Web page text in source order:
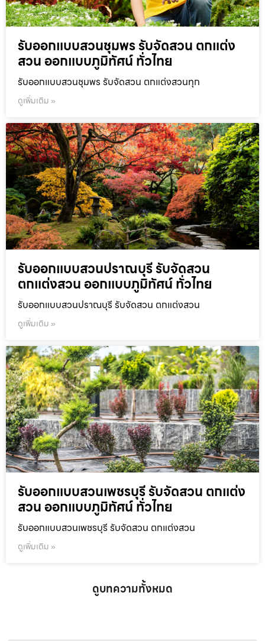
รับออกแบบสวนชุมพร รับจัดสวน ตกแต่ง
สวน ออกแบบภูมิทัศน์ ทั่วไทย
รับออกแบบสวนชุมพร รับจัดสวน ตกแต่งสวนทุก
ดูเพิ่มเติม »
รับออกแบบสวนปราณบุรี รับจัดสวน
ตกแต่งสวน ออกแบบภูมิทัศน์ ทั่วไทย
รับออกแบบสวนปราณบุรี รับจัดสวน ตกแต่งสวน
ดูเพิ่มเติม »
รับออกแบบสวนเพชรบุรี รับจัดสวน ตกแต่ง
สวน ออกแบบภูมิทัศน์ ทั่วไทย
รับออกแบบสวนเพชรบุรี รับจัดสวน ตกแต่งสวน
ดูเพิ่มเติม »
ดูบทความทั้งหมด